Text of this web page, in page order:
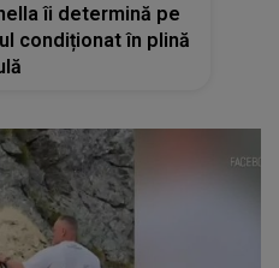
îi determină pe
condiționat în plină